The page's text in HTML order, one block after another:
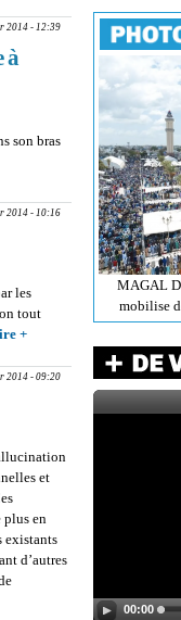
2014 - 12:39
à
son bras
2014 - 10:16
les
tout
+
MEURTRES EN
SÉRIE A
TAMBACOUNDA
: Quand les
prennent le dessus
sur la réalité
2014 - 09:20
et
plus en
existants
d’autres
MAGAL
mobilise
00:00